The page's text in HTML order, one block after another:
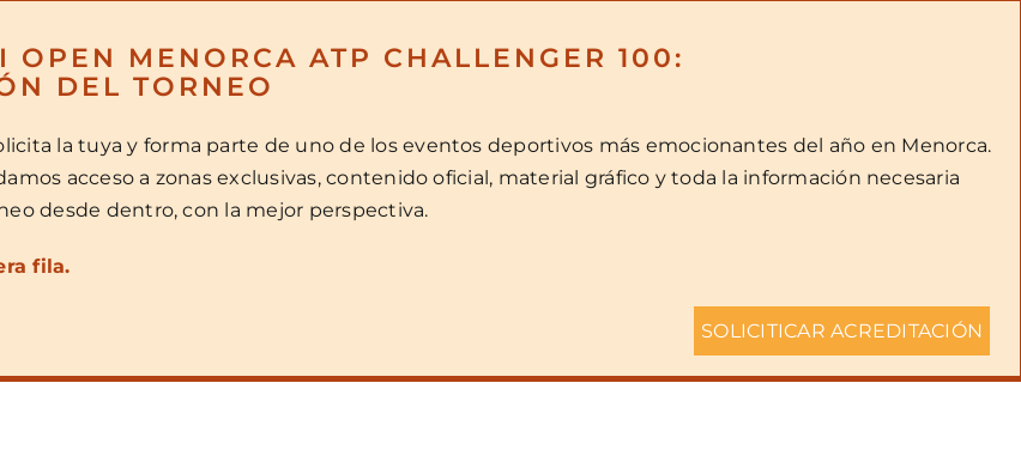
OPEN MENORCA ATP CHALLENGER 100:
DEL TORNEO
la tuya y forma parte de uno de los eventos deportivos más emocionantes del año en Menorca.
acceso a zonas exclusivas, contenido oficial, material gráfico y toda la información necesaria
desde dentro, con la mejor perspectiva.
fila.
SOLICITICAR ACREDITACIÓN